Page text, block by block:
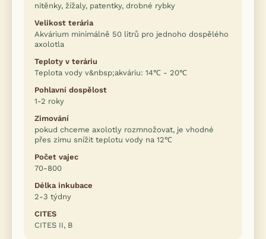
nitěnky, žížaly, patentky, drobné rybky
Velikost terária
Akvárium minimálně 50 litrů pro jednoho dospělého
axolotla
Teploty v teráriu
Teplota vody v&nbsp;akváriu: 14℃ - 20℃
Pohlavní dospělost
1-2 roky
Zimování
pokud chceme axolotly rozmnožovat, je vhodné
přes zimu snížit teplotu vody na 12℃
Počet vajec
70-800
Délka inkubace
2-3 týdny
CITES
CITES II, B